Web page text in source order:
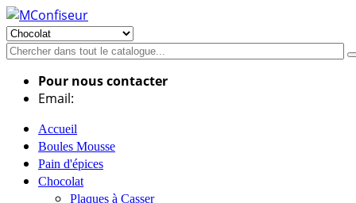
Pour nous contacter
Email:
Accueil
Boules Mousse
Pain d'épices
Chocolat
Plaques à Casser